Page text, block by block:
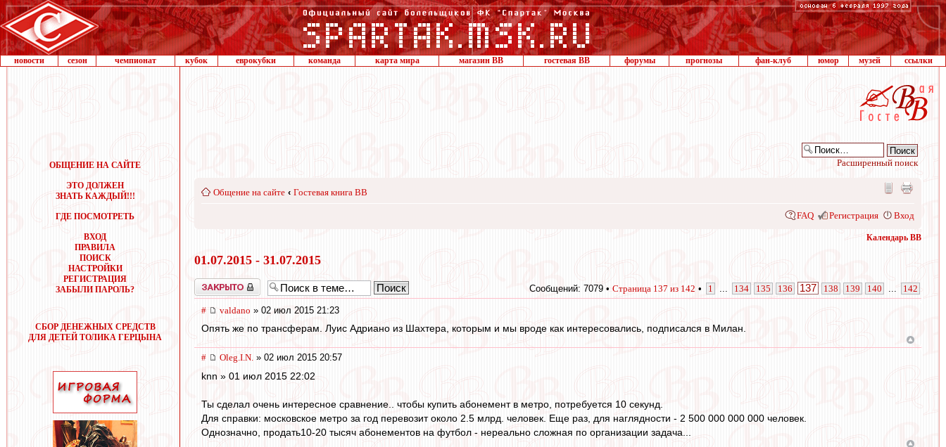
новости сезон чемпионат кубок еврокубки команда карта мира магазин ВВ гостевая ВВ форумы прогнозы фан-клуб юмор музей ссылки
ОБЩЕНИЕ НА САЙТЕ
ЭТО ДОЛЖЕН
ЗНАТЬ КАЖДЫЙ!!!
ГДЕ ПОСМОТРЕТЬ
ВХОД
ПРАВИЛА
ПОИСК
НАСТРОЙКИ
РЕГИСТРАЦИЯ
ЗАБЫЛИ ПАРОЛЬ?
СБОР ДЕНЕЖНЫХ СРЕДСТВ
ДЛЯ ДЕТЕЙ ТОЛИКА ГЕРЦЫНА
Расширенный поиск
Общение на сайте ‹ Гостевая книга ВВ
FAQ Регистрация Вход
Календарь ВВ
01.07.2015 - 31.07.2015
Закрыто Сообщений: 7079 • Страница 137 из 142 • 1 134 135 136 137 138 139 140 142
# valdano » 02 июл 2015 21:23
Опять же по трансферам. Луис Адриано из Шахтера, которым и мы вроде как интересовались, подписался в Милан.
# Oleg.I.N. » 02 июл 2015 20:57
knn » 01 июл 2015 22:02
Ты сделал очень интересное сравнение.. чтобы купить абонемент в метро, потребуется 10 секунд.
Для справки: московское метро за год перевозит около 2.5 млрд. человек. Еще раз, для наглядности - 2 500 000 000 000 человек.
Однозначно, продать10-20 тысяч абонементов на футбол - нереально сложная по организации задача...